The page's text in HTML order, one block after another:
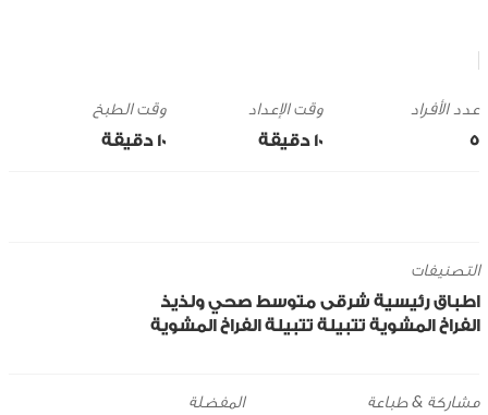
5
وقت الإعداد
10 ‎دقيقة
وقت الطبخ
10 ‎دقيقة
التصنيفات
اطباق رئيسية شرقى متوسط صحي ولذيذ
الفراخ المشوية تتبيلة تتبيلة الفراخ المشوية
مشاركة & طباعة المفضلة